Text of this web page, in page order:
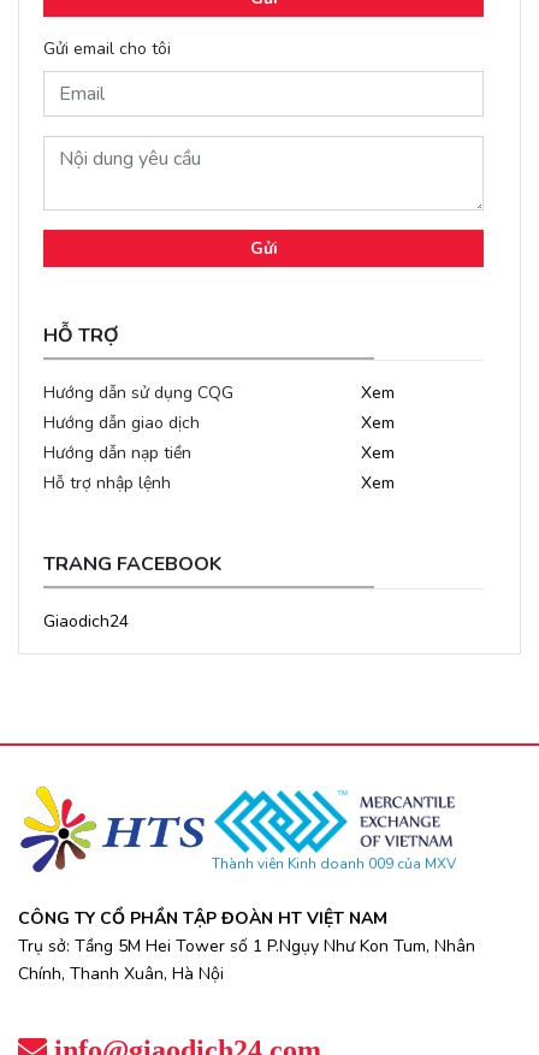
Gửi email cho tôi
Gửi
HỖ TRỢ
Hướng dẫn sử dụng CQG
Xem
Hướng dẫn giao dịch
Xem
Hướng dẫn nạp tiền
Xem
Hỗ trợ nhập lệnh
Xem
TRANG FACEBOOK
Giaodich24
Thành viên Kinh doanh 009 của MXV
CÔNG TY CỔ PHẦN TẬP ĐOÀN HT VIỆT NAM
Trụ sở: Tầng 5M Hei Tower số 1 P.Ngụy Như Kon Tum, Nhân
Chính, Thanh Xuân, Hà Nội
info@giaodich24.com